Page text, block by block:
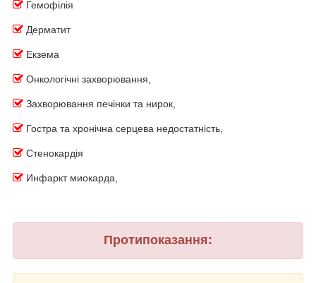
Протипоказання:
Инфаркт миокарда,
Стенокардія
Гостра та хронічна серцева недостатність,
Захворювання печінки та нирок,
Онкологічні захворювання,
Екзема
Дерматит
Гемофілія